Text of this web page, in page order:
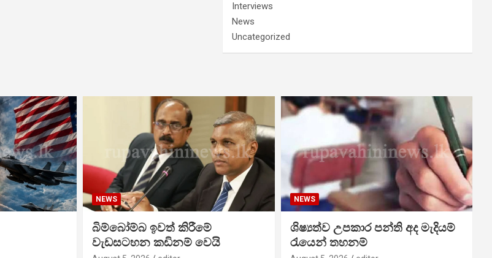
Interviews
News
Uncategorized
NEWS
බිම්බෝම්බ ඉවත් කිරීමේ
වැඩසටහන කඩිනම් වෙයි
NEWS
ශිෂ්‍යත්ව උපකාර පන්ති අද මැදියම්
රැයෙන් තහනම්